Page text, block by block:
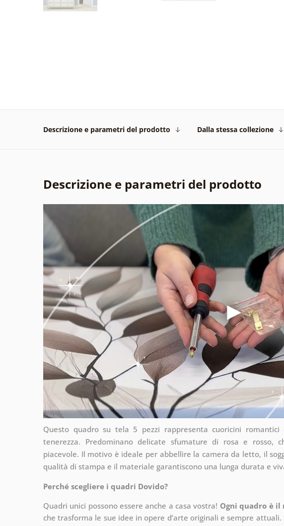
Descrizione e parametri del prodotto Dalla stessa collezione
Descrizione e parametri del prodotto
Questo quadro su tela 5 pezzi rappresenta cuoricini
tenerezza. Predominano delicate sfumature di rosa e rosso,
piacevole. Il motivo è ideale per abbellire la camera da letto, il
qualità di stampa e il materiale garantiscono una lunga durata e
Perché scegliere i quadri Dovido?
Quadri unici possono essere anche a casa vostra! Ogni quadro è
che trasforma le sue idee in opere d’arte originali e sempre